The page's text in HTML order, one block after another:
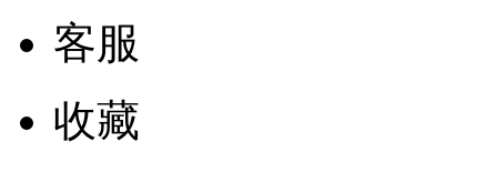
客服
收藏